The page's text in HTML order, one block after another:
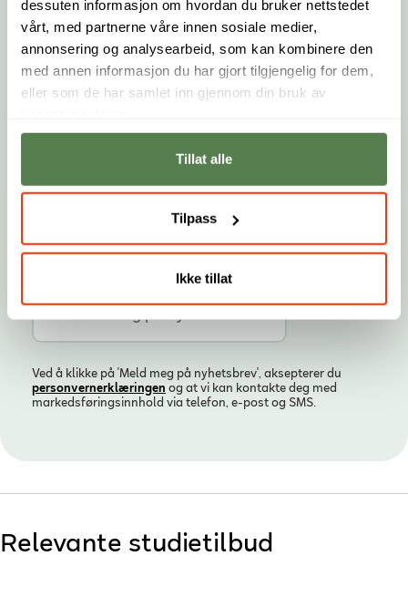
dessuten informasjon om hvordan du bruker nettstedet
vårt, med partnerne våre innen sosiale medier,
annonsering og analysearbeid, som kan kombinere den
med annen informasjon du har gjort tilgjengelig for dem,
eller som de har samlet inn gjennom din bruk av
Tillat alle
Tilpass
Ikke tillat
Fornavn
Etternavn
E-post
Landskode
Telefonnummer
Ved å klikke på 'Meld meg på nyhetsbrev', aksepterer du
personvern­erklæringen og at vi kan kontakte deg med
markedsføringsinnhold via telefon, e-post og SMS.
Relevante studietilbud